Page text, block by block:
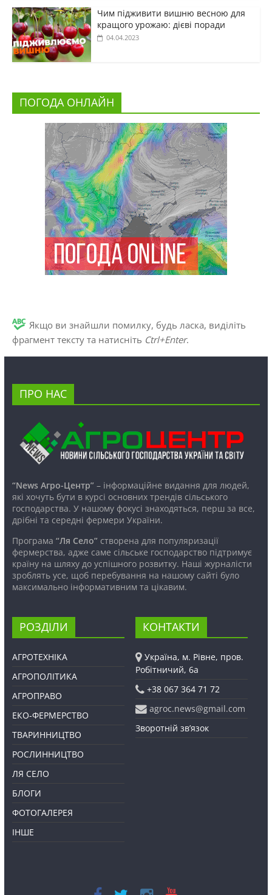
Чим підживити вишню весною для
кращого урожаю: дієві поради
04.04.2023
ПОГОДА ОНЛАЙН
Якщо ви знайшли помилку, будь ласка, виділіть
фрагмент тексту та натисніть Ctrl+Enter.
ПРО НАС
“News Агро-Центр”– інформаційне видання для людей,
які хочуть бути в курсі основних трендів сільського
господарства. У нашому фокусі знаходяться, перш за все,
дрібні та середні фермери України.
Програма “Ля Село”створена для популяризації
фермерства, адже саме сільське господарство підтримує
країну на шляху до успішного розвитку. Наші журналісти
зроблять усе, щоб перебування на нашому сайті було
максимально інформативним та цікавим.
РОЗДІЛИ
АГРОТЕХНІКА
АГРОПОЛІТИКА
АГРОПРАВО
ЕКО-ФЕРМЕРСТВО
ТВАРИННИЦТВО
РОСЛИННИЦТВО
ЛЯ СЕЛО
БЛОГИ
ФОТОГАЛЕРЕЯ
ІНШЕ
КОНТАКТИ
Україна, м. Рівне, пров.
Робітничий, 6а
+38 067 364 71 72
agroc.news@gmail.com
Зворотній зв’язок